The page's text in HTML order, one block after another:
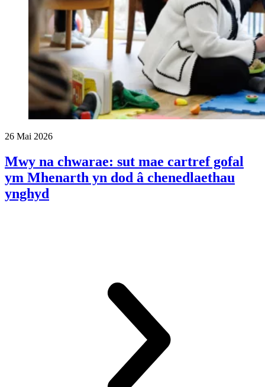
26 Mai 2026
Mwy na chwarae: sut mae cartref gofal
ym Mhenarth yn dod â chenedlaethau
ynghyd